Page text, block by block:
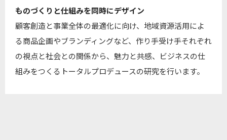
ものづくりと仕組みを同時にデザイン
顧客創造と事業全体の最適化に向け、地域資源活用によ
る商品企画やブランディングなど、作り手受け手それぞれ
の視点と社会との関係から、魅力と共感、ビジネスの仕
組みをつくるトータルプロデュースの研究を行います。